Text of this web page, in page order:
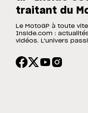
traitant du
Le MotoGP à toute
Inside.com :
vidéos. L'univers